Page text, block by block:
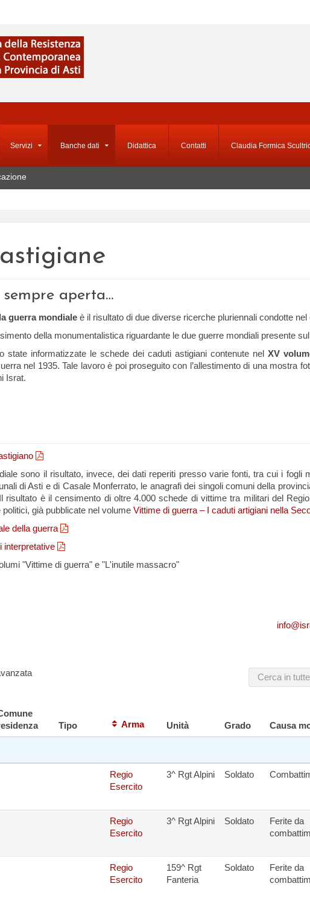
Servizi Banche dati Didattica Contatti Claudia Formica
aperta…
guerra mondiale è il risultato di due diverse ricerche pluriennali condotte
della monumentalistica riguardante le due guerre mondiali presente
state informatizzate le schede dei caduti astigiani contenute nel XV
nel 1935. Tale lavoro è poi proseguito con l’allestimento di una mostra
Israt.
sono il risultato, invece, dei dati reperiti presso varie fonti, tra cui i fogli
di Asti e di Casale Monferrato, le anagrafi dei singoli comuni della
risultato è il censimento di oltre 4.000 schede di vittime tra militari del
già pubblicate nel volume Vittime di guerra – I caduti artigiani nella
della guerra
interpretative
"Vittime di guerra" e "L'inutile massacro"
Tipo Arma Unità Grado Causa
Regio
Esercito
3^ Rgt Alpini Soldato
Regio
Esercito
3^ Rgt Alpini Soldato
Ferite da
Regio
Esercito
159^ Rgt
Fanteria
Soldato
Ferite da